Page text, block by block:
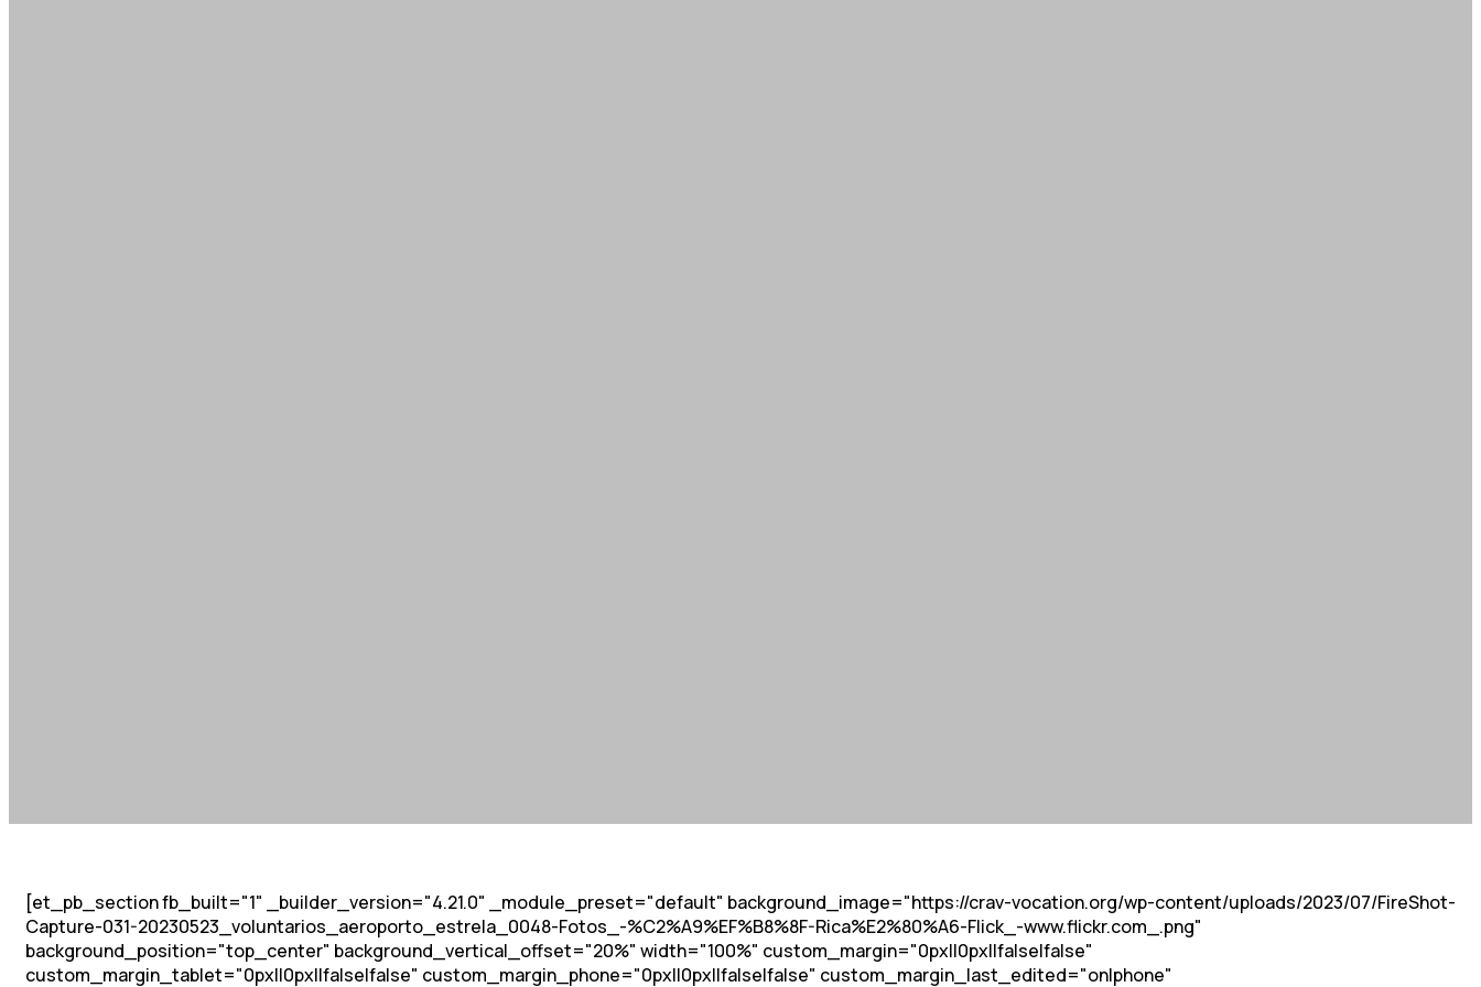
[et_pb_section fb_built="1" _builder_version="4.21.0" _module_preset="default" background_image="https://crav-vocation.org/wp-content/uploads/2023/07/FireShot-
Capture-031-20230523_voluntarios_aeroporto_estrela_0048-Fotos_-%C2%A9%EF%B8%8F-Rica%E2%80%A6-Flick_-www.flickr.com_.png"
background_position="top_center" background_vertical_offset="20%" width="100%" custom_margin="0px||0px||false|false"
custom_margin_tablet="0px||0px||false|false" custom_margin_phone="0px||0px||false|false" custom_margin_last_edited="on|phone"